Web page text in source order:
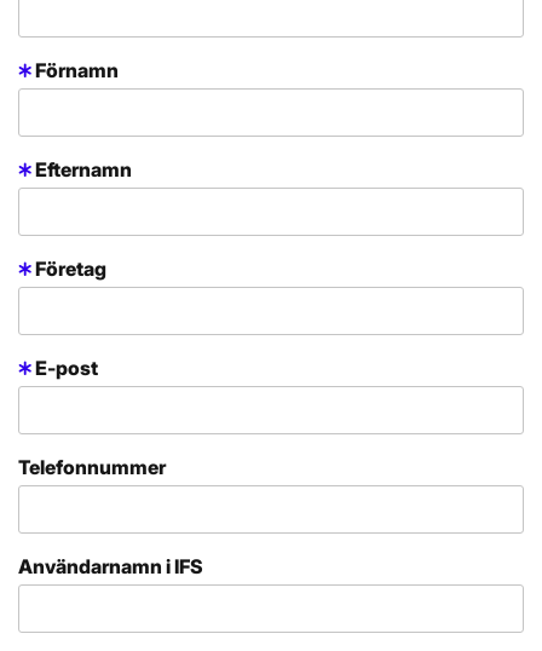
Förnamn
Efternamn
Företag
E-post
Telefonnummer
Användarnamn i IFS